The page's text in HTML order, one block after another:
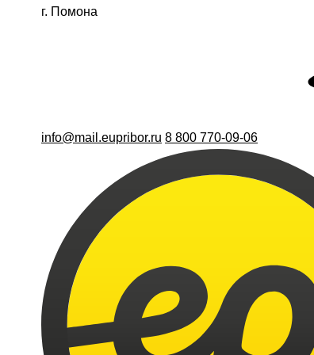
г. Помона
info@mail.eupribor.ru 8 800 770-09-06